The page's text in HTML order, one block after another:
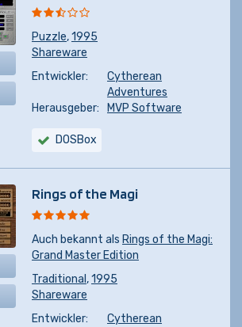
Puzzle,1995
Shareware
Entwickler:
Cytherean
Adventures
Herausgeber:
MVP Software
DOSBox
Rings of the Magi
Auch bekannt als Rings of the Magi:
Grand Master Edition
Traditional ,1995
Shareware
Entwickler:
Cytherean